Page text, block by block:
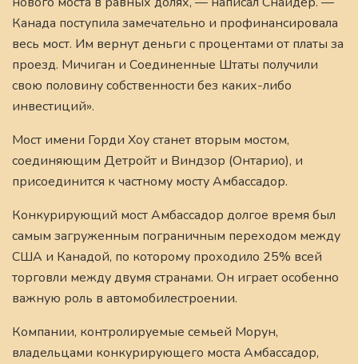
Канада поступила замечательно и профинансировала
весь мост. Им вернут деньги с процентами от платы за
проезд. Мичиган и Соединенные Штаты получили
свою половину собственности без каких-либо
инвестиций».
Мост имени Горди Хоу станет вторым мостом,
соединяющим Детройт и Виндзор (Онтарио), и
присоединится к частному мосту Амбассадор.
Конкурирующий мост Амбассадор долгое время был
самым загруженным пограничным переходом между
США и Канадой, по которому проходило 25% всей
торговли между двумя странами. Он играет особенно
важную роль в автомобилестроении.
Компании, контролируемые семьей Морун,
владельцами конкурирующего моста Амбассадор,